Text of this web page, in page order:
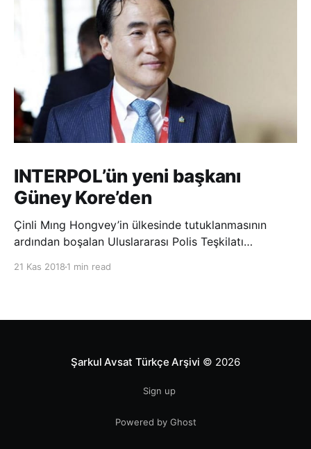
INTERPOL’ün yeni başkanı
Güney Kore’den
Çinli Mıng Hongvey’in ülkesinde tutuklanmasının
ardından boşalan Uluslararası Polis Teşkilatı
21 Kas 2018 1 min read
Şarkul Avsat Türkçe Arşivi © 2026
Sign up
Powered by Ghost